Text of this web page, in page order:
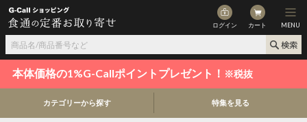
ログイン カート MENU
本体価格の1%G-Callポイントプレゼント！ ※税抜
カテゴリーから探す 特集を見る